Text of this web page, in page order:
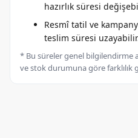
hazırlık süresi
Resmî tatil ve
teslim süresi
* Bu süreler genel bilgilendirme
ve stok durumuna göre farklılık